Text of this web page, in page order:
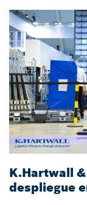
K.Hartwall
despliegue